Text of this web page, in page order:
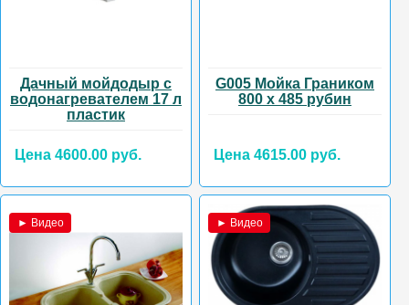
Дачный мойдодыр с
водонагревателем 17 л
пластик
Цена 4600.00 руб.
G005 Мойка Граником
800 х 485 рубин
Цена 4615.00 руб.
► Видео ► Видео